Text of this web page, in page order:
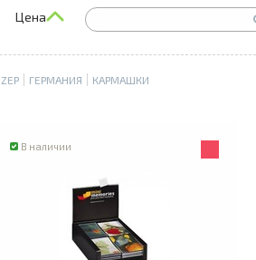
Цена
В наличии
ZEP ГЕРМАНИЯ КАРМАШКИ